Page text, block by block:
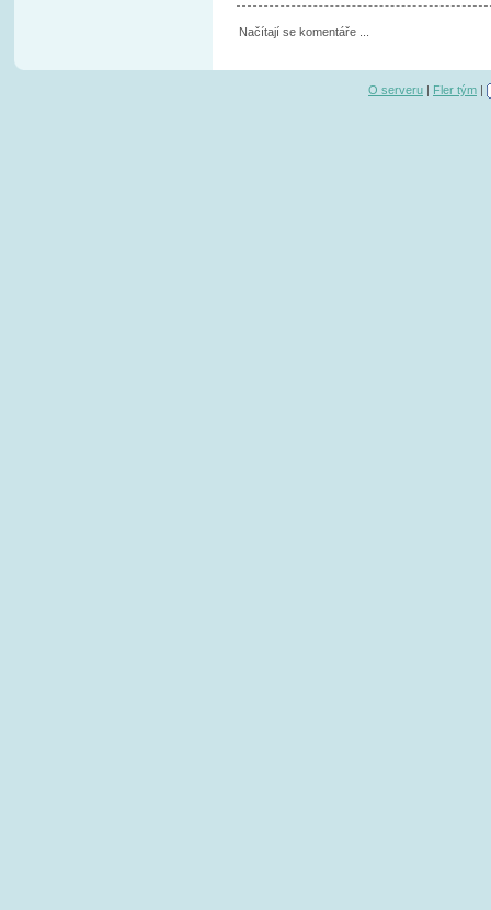
Načítají se komentáře ...
O serveru | Fler tým |